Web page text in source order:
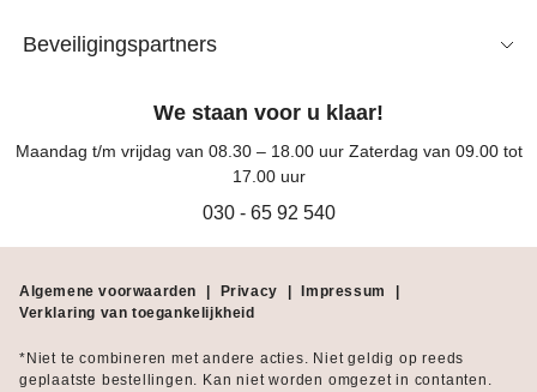
Beveiligingspartners
We staan voor u klaar!
Maandag t/m vrijdag van 08.30 – 18.00 uur Zaterdag van 09.00 tot
17.00 uur
030 - 65 92 540
Algemene voorwaarden Privacy Impressum
Verklaring van toegankelijkheid
*Niet te combineren met andere acties. Niet geldig op reeds
geplaatste bestellingen. Kan niet worden omgezet in contanten.